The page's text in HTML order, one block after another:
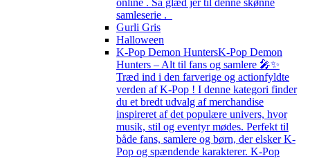
samleserie .
Gurli Gris
Halloween
K-Pop Demon HuntersK-Pop Demon
Hunters – Alt til fans og samlere 🎤✨
Træd ind i den farverige og actionfyldte
verden af K-Pop ! I denne kategori finder
du et bredt udvalg af merchandise
inspireret af det populære univers, hvor
musik, stil og eventyr mødes. Perfekt til
både fans, samlere og børn, der elsker K-
Pop og spændende karakterer. K-Pop